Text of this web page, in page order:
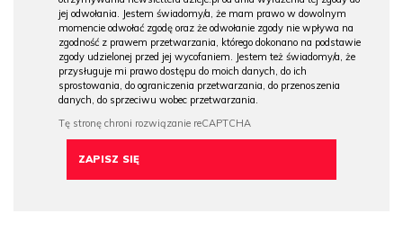
jej odwołania. Jestem świadomy/a, że mam prawo w dowolnym
momencie odwołać zgodę oraz że odwołanie zgody nie wpływa na
zgodność z prawem przetwarzania, którego dokonano na podstawie
zgody udzielonej przed jej wycofaniem. Jestem też świadomy/a, że
przysługuje mi prawo dostępu do moich danych, do ich
sprostowania, do ograniczenia przetwarzania, do przenoszenia
danych, do sprzeciwu wobec przetwarzania.